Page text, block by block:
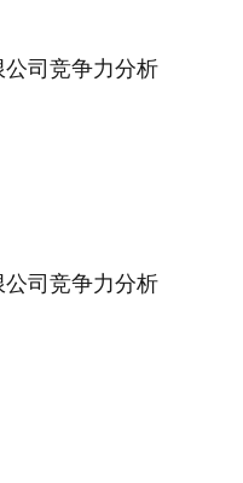
司竞争力分析
司竞争力分析